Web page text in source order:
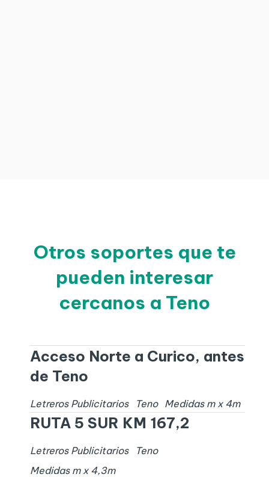
Otros soportes que te
pueden interesar
cercanos a Teno
Acceso Norte a Curico, antes
de Teno
Letreros Publicitarios Teno Medidas m x 4m
RUTA 5 SUR KM 167,2
Letreros Publicitarios
Teno
Medidas m x 4,3m